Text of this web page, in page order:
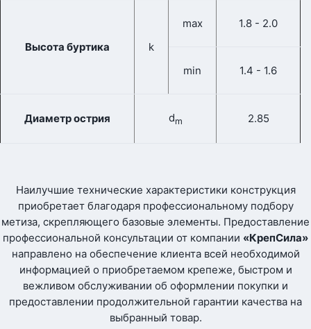
Высота буртика k
max 1.8 - 2.0
min 1.4 - 1.6
Диаметр острия dm 2.85
Наилучшие технические характеристики конструкция
приобретает благодаря профессиональному подбору
метиза, скрепляющего базовые элементы. Предоставление
профессиональной консультации от компании «КрепСила»
направлено на обеспечение клиента всей необходимой
информацией о приобретаемом крепеже, быстром и
вежливом обслуживании об оформлении покупки и
предоставлении продолжительной гарантии качества на
выбранный товар.